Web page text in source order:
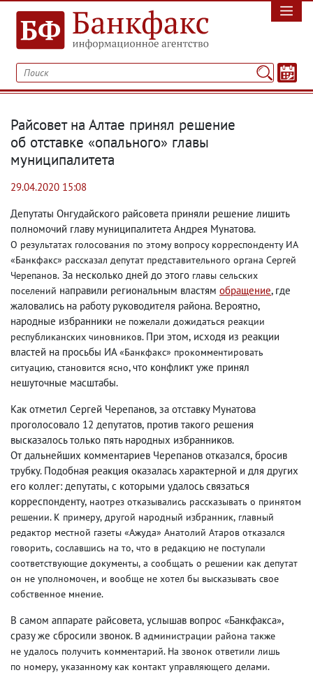
Райсовет на Алтае принял решение
об отставке «опального» главы
муниципалитета
29.04.2020 15:08
Депутаты Онгудайского райсовета приняли решение лишить
полномочий главу муниципалитета Андрея Мунатова.
О результатах голосования по этому вопросу корреспонденту ИА
«Банкфакс» рассказал депутат представительного органа Сергей
Черепанов. За несколько дней до этого главы сельских
поселений направили региональным властям обращение, где
жаловались на работу руководителя района. Вероятно,
народные избранники не пожелали дожидаться реакции
республиканских чиновников. При этом, исходя из реакции
властей на просьбы ИА«Банкфакс» прокомментировать
ситуацию, становится ясно, что конфликт уже принял
нешуточные масштабы.
Как отметил Сергей Черепанов, за отставку Мунатова
проголосовало 12 депутатов, против такого решения
высказалось только пять народных избранников.
От дальнейших комментариев Черепанов отказался, бросив
трубку. Подобная реакция оказалась характерной и для других
его коллег: депутаты, с которыми удалось связаться
корреспонденту, наотрез отказывались рассказывать о принятом
решении. К примеру, другой народный избранник, главный
редактор местной газеты «Ажуда» Анатолий Атаров отказался
говорить, сославшись на то, что в редакцию не поступали
соответствующие документы, а сообщать о решении как депутат
он не уполномочен, и вообще не хотел бы высказывать свое
собственное мнение.
В самом аппарате райсовета, услышав вопрос «Банкфакса»,
сразу же сбросили звонок. В администрации района также
не удалось получить комментарий. На звонок ответили лишь
по номеру, указанному как контакт управляющего делами.